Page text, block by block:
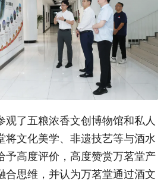
观了五粮浓香文创博物馆和私人
将文化美学、非遗技艺等与酒水
予高度评价，高度赞赏万茗堂产
合思维，并认为万茗堂通过酒文